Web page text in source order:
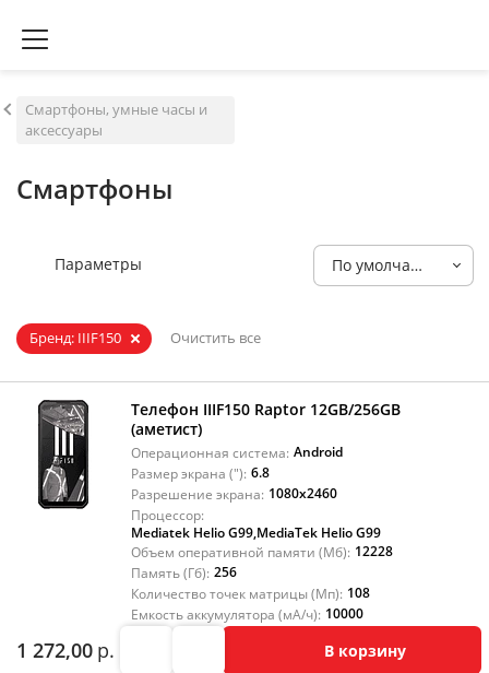
Смартфоны, умные часы и
аксессуары
Смартфоны
Параметры По умолчанию
Бренд: IIIF150 Очистить все
Телефон IIIF150 Raptor 12GB/256GB
(аметист)
Операционная система: Android
Размер экрана ("): 6.8
Разрешение экрана: 1080x2460
Процессор:
Mediatek Helio G99,MediaTek Helio G99
Объем оперативной памяти (Мб): 12228
Память (Гб): 256
Количество точек матрицы (Мп): 108
Емкость аккумулятора (мА/ч): 10000
1 272,00 р. В корзину